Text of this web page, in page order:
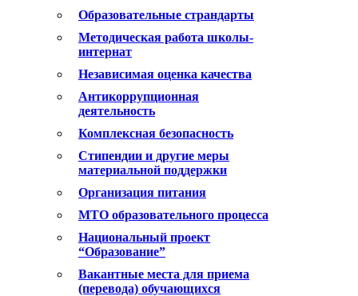
Образовательные страндарты
Методическая работа школы-
интернат
Независимая оценка качества
Антикоррупционная
деятельность
Комплексная безопасность
Стипендии и другие меры
материальной поддержки
Организация питания
МТО образовательного процесса
Национальный проект
“Образование”
Вакантные места для приема
(перевода) обучающихся